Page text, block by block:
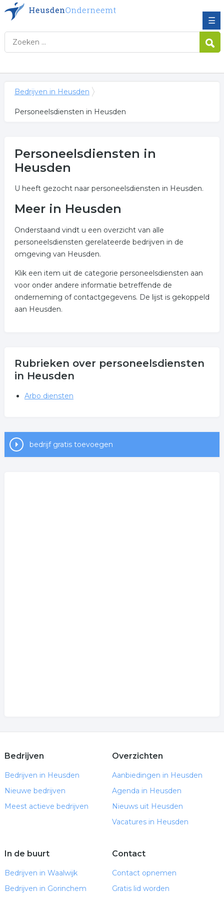
☰
Bedrijven in Heusden
Personeelsdiensten in Heusden
Personeelsdiensten in
Heusden
U heeft gezocht naar personeelsdiensten in Heusden.
Meer in Heusden
Onderstaand vindt u een overzicht van alle
personeelsdiensten gerelateerde bedrijven in de
omgeving van Heusden.
Klik een item uit de categorie personeelsdiensten aan
voor onder andere informatie betreffende de
onderneming of contactgegevens. De lijst is gekoppeld
aan Heusden.
Rubrieken over personeelsdiensten
in Heusden
Arbo diensten
bedrijf gratis toevoegen
Bedrijven
Bedrijven in Heusden
Nieuwe bedrijven
Meest actieve bedrijven
Overzichten
Aanbiedingen in Heusden
Agenda in Heusden
Nieuws uit Heusden
Vacatures in Heusden
In de buurt
Bedrijven in Waalwijk
Bedrijven in Gorinchem
Contact
Contact opnemen
Gratis lid worden